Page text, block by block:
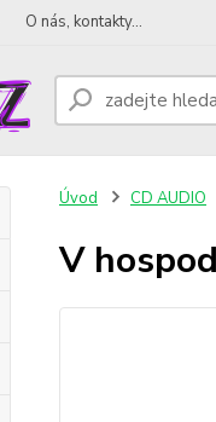
O nás, kontakty...
Úvod CD AUDIO
V